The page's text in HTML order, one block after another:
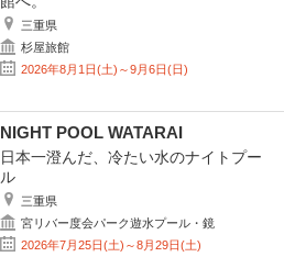
三重県
杉屋旅館
2026年8月1日(土)～9月6日(日)
NIGHT POOL WATARAI
日本一澄んだ、冷たい水のナイトプー
ル
三重県
宮リバー度会パーク遊水プール・鏡
2026年7月25日(土)～8月29日(土)